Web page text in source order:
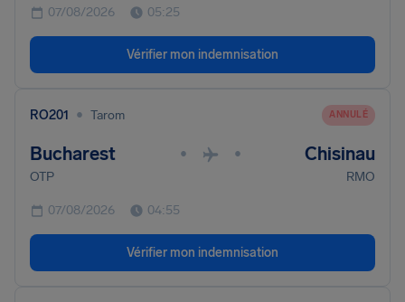
07/08/2026 05:25
Vérifier mon indemnisation
RO201 • Tarom ANNULÉ
Bucharest • • Chisinau
OTP RMO
07/08/2026 04:55
Vérifier mon indemnisation